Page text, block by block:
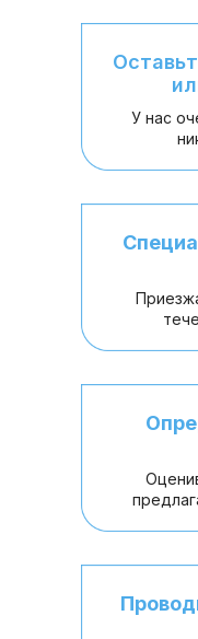
У нас